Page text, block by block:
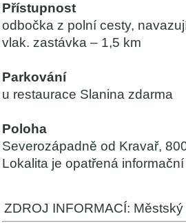
Přístupnost
odbočka z polní cesty,
vlak. zastávka – 1,5 km
Parkování
u restaurace Slanina zdarma
Poloha
Severozápadně od Kravař,
Lokalita je opatřená
ZDROJ INFORMACÍ: